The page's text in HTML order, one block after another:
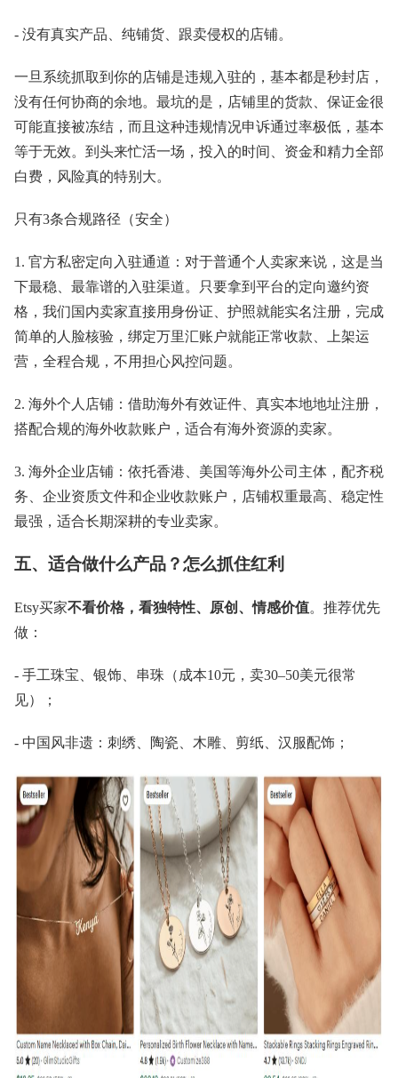
- 没有真实产品、纯铺货、跟卖侵权的店铺。
一旦系统抓取到你的店铺是违规入驻的，基本都是秒封店，
没有任何协商的余地。最坑的是，店铺里的货款、保证金很
可能直接被冻结，而且这种违规情况申诉通过率极低，基本
等于无效。到头来忙活一场，投入的时间、资金和精力全部
白费，风险真的特别大。
只有3条合规路径（安全）
1. 官方私密定向入驻通道：对于普通个人卖家来说，这是当
下最稳、最靠谱的入驻渠道。只要拿到平台的定向邀约资
格，我们国内卖家直接用身份证、护照就能实名注册，完成
简单的人脸核验，绑定万里汇账户就能正常收款、上架运
营，全程合规，不用担心风控问题。
2. 海外个人店铺：借助海外有效证件、真实本地地址注册，
搭配合规的海外收款账户，适合有海外资源的卖家。
3. 海外企业店铺：依托香港、美国等海外公司主体，配齐税
务、企业资质文件和企业收款账户，店铺权重最高、稳定性
最强，适合长期深耕的专业卖家。
五、适合做什么产品？怎么抓住红利
Etsy买家不看价格，看独特性、原创、情感价值。推荐优先
做：
- 手工珠宝、银饰、串珠（成本10元，卖30–50美元很常
见）；
- 中国风非遗：刺绣、陶瓷、木雕、剪纸、汉服配饰；